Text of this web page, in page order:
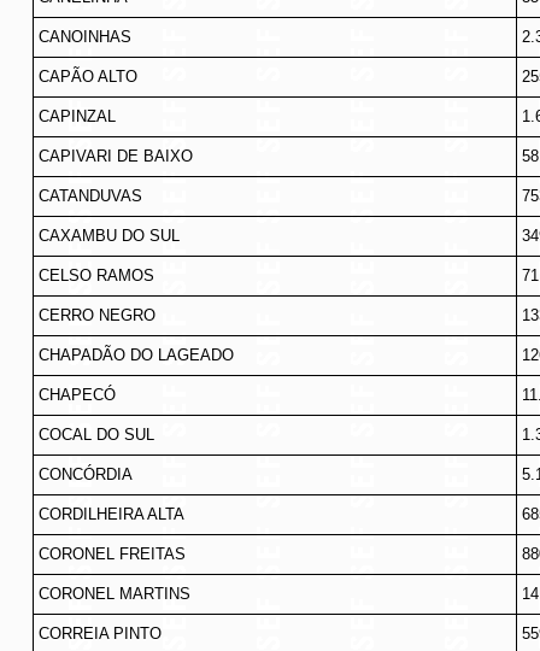
CANOINHAS
CAPÃO ALTO
CAPINZAL
CAPIVARI DE BAIXO
CATANDUVAS
CAXAMBU DO SUL
CELSO RAMOS
CERRO NEGRO
CHAPADÃO DO LAGEADO
CHAPECÓ
COCAL DO SUL
CONCÓRDIA
CORDILHEIRA ALTA
CORONEL FREITAS
CORONEL MARTINS
CORREIA PINTO